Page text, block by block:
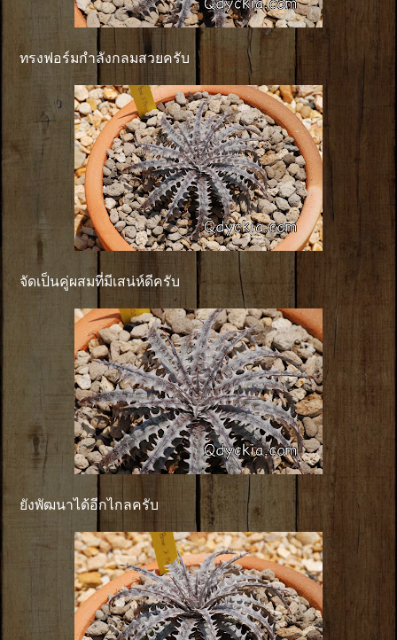
ทรงฟอร์มกำลังกลมสวยครับ
จัดเป็นคู่ผสมที่มีเสน่ห์ดีครับ
ยังพัฒนาได้อีกไกลครับ